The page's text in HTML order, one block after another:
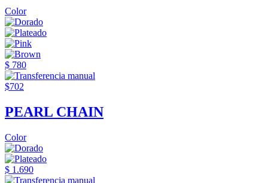
Color
$ 780
$702
PEARL CHAIN
Color
$ 1.690